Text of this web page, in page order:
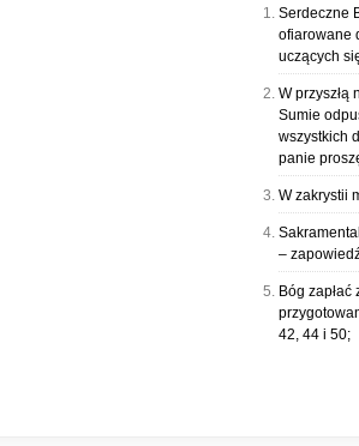
Serdeczne
ofiarowane
uczących
W przyszłą
Sumie
wszystkich
panie
W zakrystii
– zapowiedź
Bóg
42, 44 i